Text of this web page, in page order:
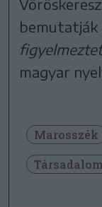
bemutatják
magyar
Marosszék
Társadalom